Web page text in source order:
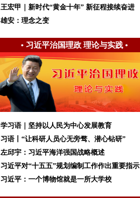
王宏甲｜新时代“黄金十年” 新征程接续奋进
雄安：理念之变
• 习近平治国理政 理论与实践•
学习语｜坚持以人民为中心发展教育
习语丨“让科研人员心无旁骛、潜心钻研”
左邱宇：习近平海洋强国战略概述
习近平对“十五五”规划编制工作作出重要指示
习近平：一个博物馆就是一所大学校